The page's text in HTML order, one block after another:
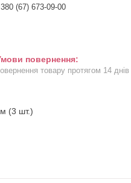
(67) 673-09-00
товару протягом 14 днів
(3 шт.)